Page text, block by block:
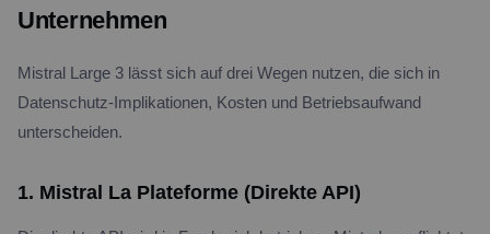
Unternehmen
Mistral Large 3 lässt sich auf drei Wegen nutzen, die sich in
Datenschutz-Implikationen, Kosten und Betriebsaufwand
unterscheiden.
1. Mistral La Plateforme (Direkte API)